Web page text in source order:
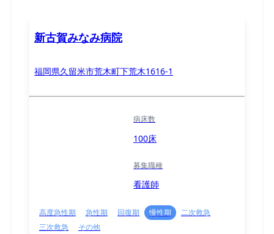
新古賀みなみ病院
福岡県久留米市荒木町下荒木1616-1
病床数
100床
募集職種
看護師
高度急性期 急性期 回復期 慢性期
二次救急
三次救急
その他